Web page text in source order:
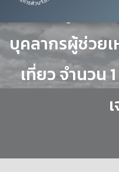
ประกาศผู้ชนะก
บุคลากรผู้ช่วย
เที่ยว จำนวน